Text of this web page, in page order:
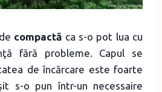
compactă ca s-o pot lua cu
fără probleme. Capul se
de încărcare este foarte
s-o pun într-un necessaire